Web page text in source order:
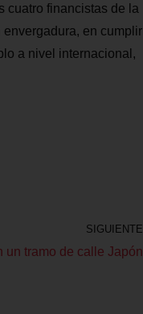
cuatro financistas de la
en cumplir
a nivel internacional,
SIGUIENTE
un tramo de calle Japón